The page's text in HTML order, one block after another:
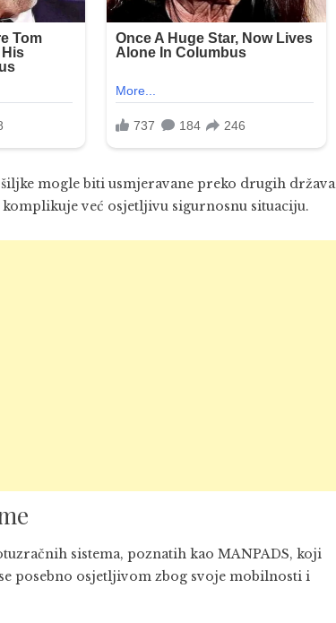
mogle biti usmjeravane preko drugih država
već osjetljivu sigurnosnu situaciju.
sistema, poznatih kao MANPADS, koji
posebno osjetljivom zbog svoje mobilnosti i